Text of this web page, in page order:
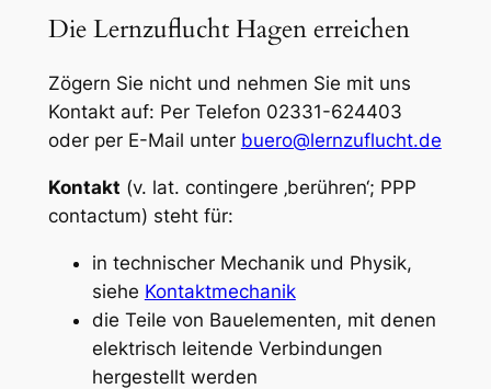
Die Lernzuflucht Hagen erreichen
Zögern Sie nicht und nehmen Sie mit uns
Kontakt auf: Per Telefon 02331-624403
oder per E-Mail unter buero@lernzuflucht.de
Kontakt (v. lat. contingere ‚berühren‘; PPP
contactum) steht für:
in technischer Mechanik und Physik,
siehe Kontaktmechanik
die Teile von Bauelementen, mit denen
elektrisch leitende Verbindungen
hergestellt werden